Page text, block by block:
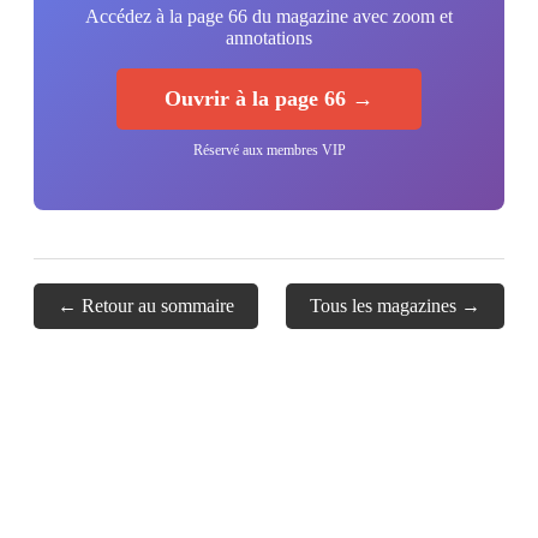
Accédez à la page 66 du magazine avec zoom et
annotations
Ouvrir à la page 66 →
Réservé aux membres VIP
← Retour au sommaire Tous les magazines →